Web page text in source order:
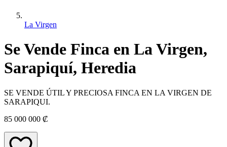
La Virgen
Se Vende Finca en La Virgen,
Sarapiquí, Heredia
SE VENDE ÚTIL Y PRECIOSA FINCA EN LA VIRGEN DE
SARAPIQUI.
85 000 000 ₡